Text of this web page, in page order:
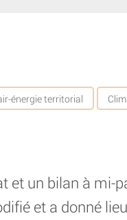
énergie territorial
et un bilan à mi-
et a donné lieu